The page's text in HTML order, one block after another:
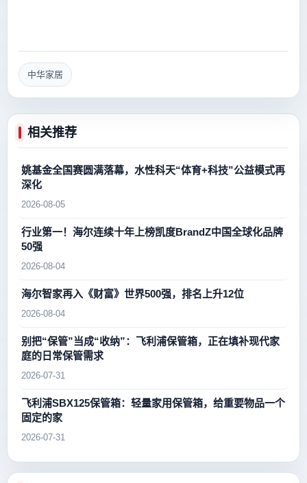
中华家居
相关推荐
姚基金全国赛圆满落幕，水性科天“体育+科技”公益模式再
深化
2026-08-05
行业第一！海尔连续十年上榜凯度BrandZ中国全球化品牌
50强
2026-08-04
海尔智家再入《财富》世界500强，排名上升12位
2026-08-04
别把“保管”当成“收纳”：飞利浦保管箱，正在填补现代家
庭的日常保管需求
2026-07-31
飞利浦SBX125保管箱：轻量家用保管箱，给重要物品一个
固定的家
2026-07-31